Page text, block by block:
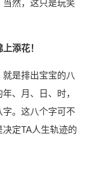
然，这只是玩笑
添花！
是排出宝宝的八
、月、日、时，
。这八个字可不
定TA人生轨迹的